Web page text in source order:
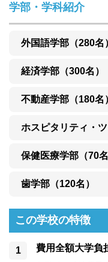
学部・学科紹介
外国語学部（280名
経済学部（300名）
不動産学部（180名
ホスピタリティ・
保健医療学部（70名
歯学部（120名）
この学校の特徴
費用全額大学負